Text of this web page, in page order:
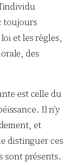
toujours
et les règles,
des
est celle du
Il n’y
et
distinguer ces
sont présents.